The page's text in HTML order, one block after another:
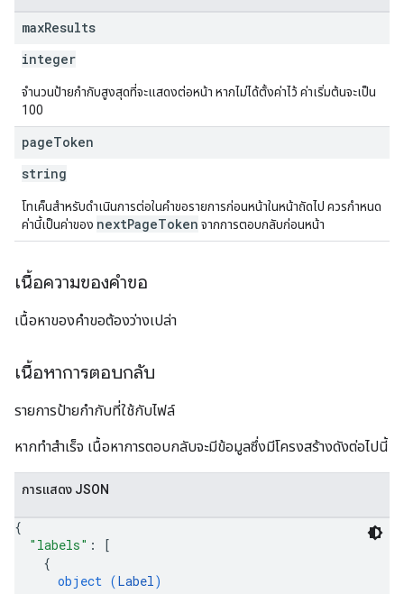
maxResults
integer
จำนวนป้ายกำกับสูงสุดที่จะแสดงต่อหน้า หากไม่ได้ตั้งค่าไว้ ค่าเริ่มต้นจะเป็น
100
pageToken
string
โทเค็นสำหรับดำเนินการต่อในคำขอรายการก่อนหน้าในหน้าถัดไป ควรกำหนด
ค่านี้เป็นค่าของ nextPageToken จากการตอบกลับก่อนหน้า
เนื้อความของคำขอ
เนื้อหาของคำขอต้องว่างเปล่า
เนื้อหาการตอบกลับ
รายการป้ายกำกับที่ใช้กับไฟล์
หากทำสำเร็จ เนื้อหาการตอบกลับจะมีข้อมูลซึ่งมีโครงสร้างดังต่อไปนี้
การแสดง JSON
{
"labels" :
[
{
object (Label)